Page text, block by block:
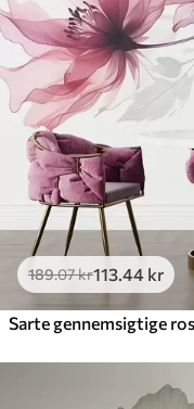
189.07kr113 .44 kr